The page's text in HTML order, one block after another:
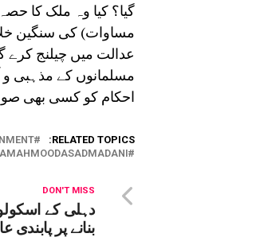
مساوات) کی سنگین
عدالت میں چیلنج کرے
مسلمانوں کے مذہبی و
احکام کو کسی بھی
RELATED TOPICS:
DON'T MISS
دہلی کے
بنانے پر پابندی